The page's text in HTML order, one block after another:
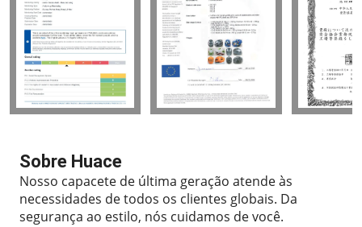
Sobre Huace
Nosso capacete de última geração atende às
necessidades de todos os clientes globais. Da
segurança ao estilo, nós cuidamos de você.